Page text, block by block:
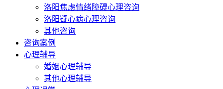
洛阳焦虑情绪障碍心理咨询
洛阳疑心病心理咨询
其他咨询
咨询案例
心理辅导
婚姻心理辅导
其他心理辅导